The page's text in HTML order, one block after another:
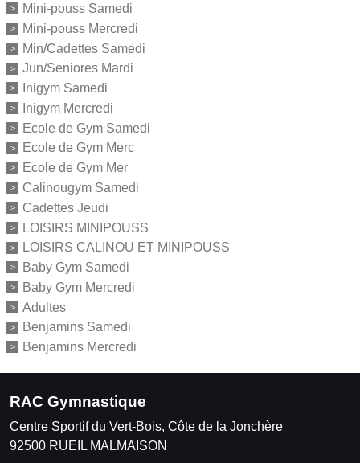
Mini-pouss Samedi
Mini-pouss Mercredi
Min/Cadettes Samedi
Jun/Seniores Mardi
Inigym Samedi
Inigym Mercredi
Ecole de Gym Samedi
Ecole de Gym Merc
Ecole de Gym Mer
Calinougym Samedi
Cadettes Jeudi
LOISIRS MINIPOUSS
LOISIRS CALINOU ET MINIPOUSS
Baby Gym Samedi
Baby Gym Mercredi
Adultes
Benjamins Samedi
Benjamins Mercredi
RAC Gymnastique
Centre Sportif du Vert-Bois, Côte de la Jonchère
92500 RUEIL MALMAISON